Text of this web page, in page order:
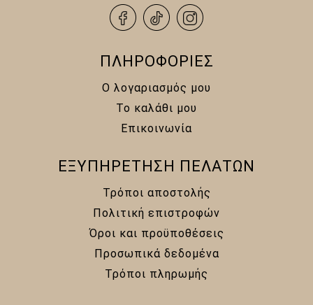
ΠΛΗΡΟΦΟΡΙΕΣ
Ο λογαριασμός μου
Το καλάθι μου
Επικοινωνία
ΕΞΥΠΗΡΕΤΗΣΗ ΠΕΛΑΤΩΝ
Τρόποι αποστολής
Πολιτική επιστροφών
Όροι και προϋποθέσεις
Προσωπικά δεδομένα
Τρόποι πληρωμής